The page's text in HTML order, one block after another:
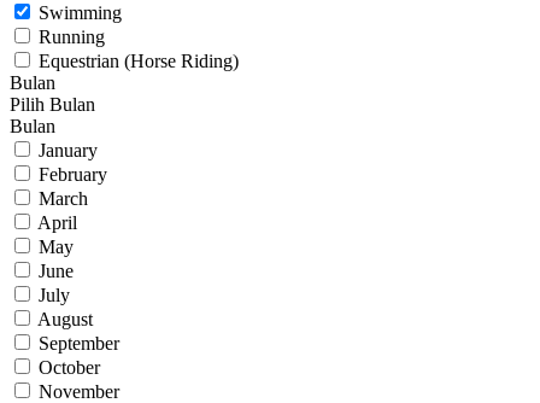
Swimming
Running
Equestrian (Horse Riding)
Bulan
Pilih Bulan
Bulan
January
February
March
April
May
June
July
August
September
October
November